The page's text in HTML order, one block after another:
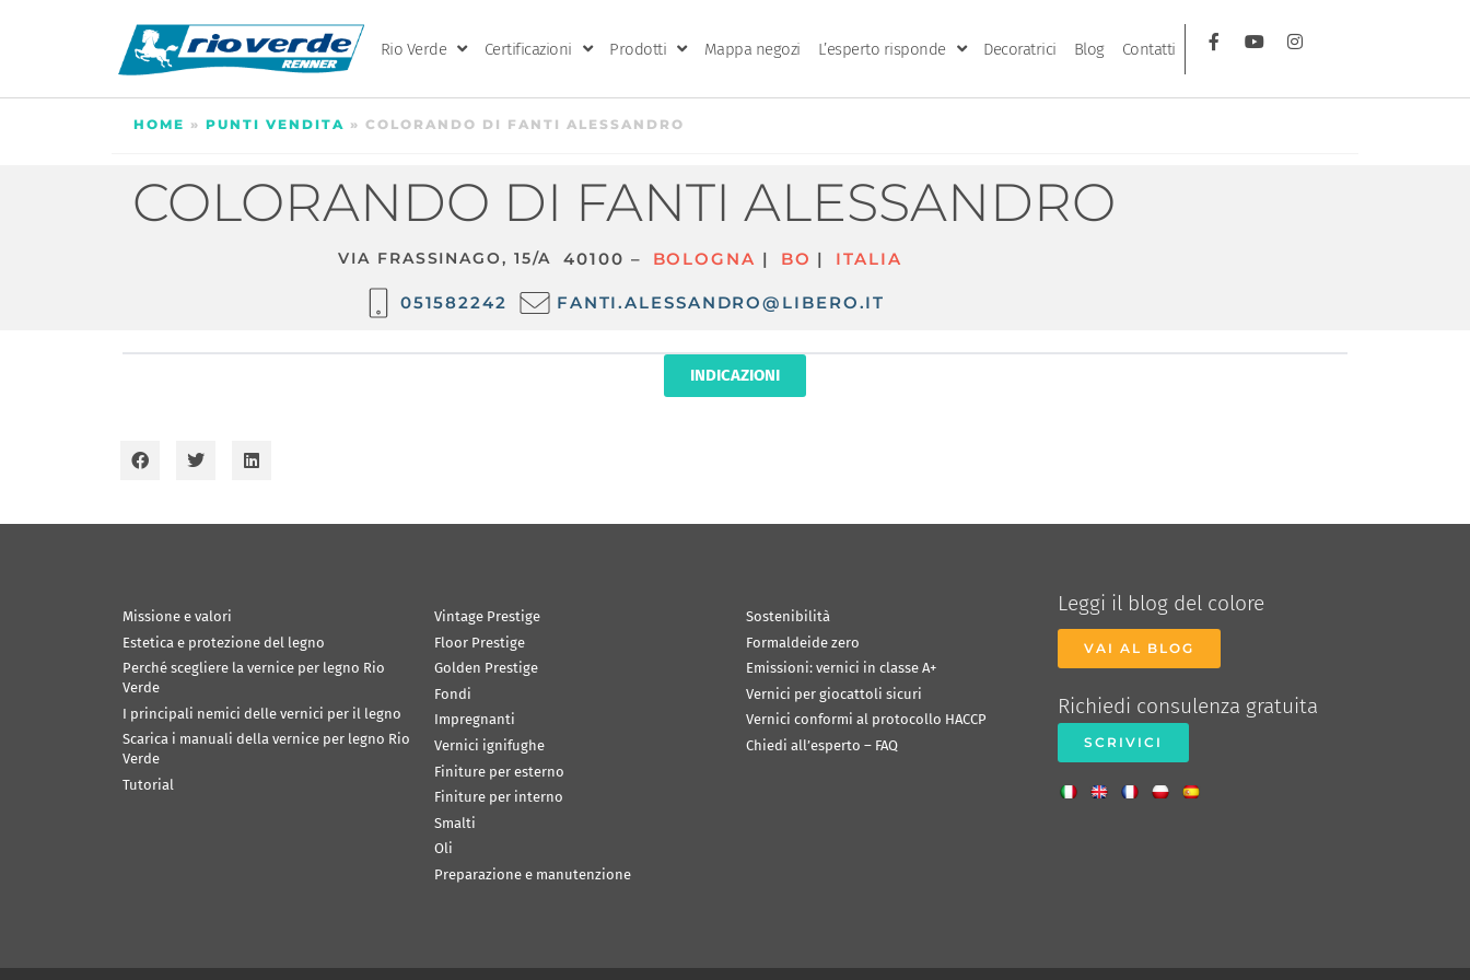
Rio Verde Certificazioni Prodotti Mappa negozi L’esperto risponde Decoratrici Blog Contatti
HOME » PUNTI VENDITA » COLORANDO DI FANTI ALESSANDRO
COLORANDO DI FANTI ALESSANDRO
VIA FRASSINAGO, 15/A 40100 – BOLOGNA | BO | ITALIA
051582242 FANTI.ALESSANDRO@LIBERO.IT
INDICAZIONI
Missione e valori
Estetica e protezione del legno
Perché scegliere la vernice per legno Rio
Verde
I principali nemici delle vernici per il legno
Scarica i manuali della vernice per legno Rio
Verde
Tutorial
Vintage Prestige
Floor Prestige
Golden Prestige
Fondi
Impregnanti
Vernici ignifughe
Finiture per esterno
Finiture per interno
Smalti
Oli
Preparazione e manutenzione
Sostenibilità
Formaldeide zero
Emissioni: vernici in classe A+
Vernici per giocattoli sicuri
Vernici conformi al protocollo HACCP
Chiedi all’esperto – FAQ
Leggi il blog del colore
VAI AL BLOG
Richiedi consulenza gratuita
SCRIVICI